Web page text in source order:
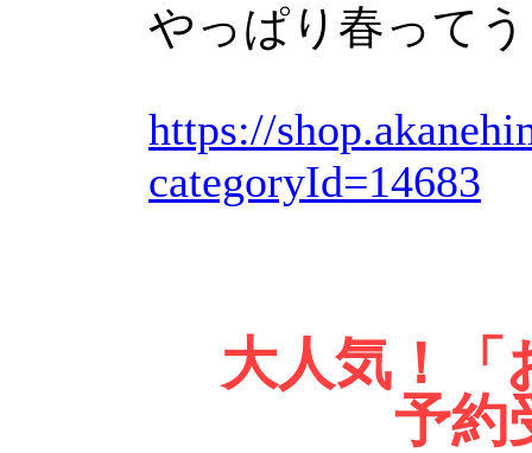
やっぱり春って
https://
categoryId=14683
大人気！「
予約